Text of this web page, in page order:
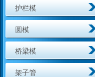
护栏模
圆模
桥梁模
架子管